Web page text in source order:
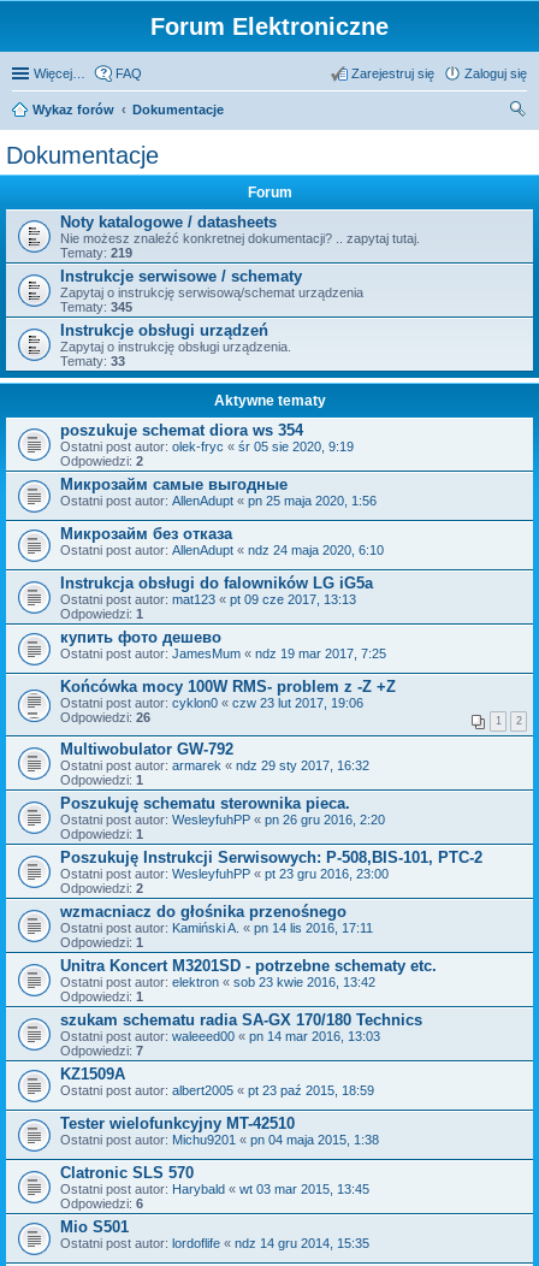
Forum Elektroniczne
Więcej… FAQ Zaloguj się
Zarejestruj się
Wykaz forów
Dokumentacje
Dokumentacje
Forum
Noty katalogowe / datasheets
Nie możesz znaleźć konkretnej dokumentacji? .. zapytaj tutaj.
Tematy: 219
Instrukcje serwisowe / schematy
Zapytaj o instrukcję serwisową/schemat urządzenia
Tematy: 345
Instrukcje obsługi urządzeń
Zapytaj o instrukcję obsługi urządzenia.
Tematy: 33
Aktywne tematy
poszukuje schemat diora ws 354
Ostatni post autor: olek-fryc « śr 05 sie 2020, 9:19
Odpowiedzi: 2
Микрозайм самые выгодные
Ostatni post autor: AllenAdupt « pn 25 maja 2020, 1:56
Микрозайм без отказа
Ostatni post autor: AllenAdupt « ndz 24 maja 2020, 6:10
Instrukcja obsługi do falowników LG iG5a
Ostatni post autor: mat123 « pt 09 cze 2017, 13:13
Odpowiedzi: 1
купить фото дешево
Ostatni post autor: JamesMum « ndz 19 mar 2017, 7:25
Końcówka mocy 100W RMS- problem z -Z +Z
Ostatni post autor: cyklon0 « czw 23 lut 2017, 19:06
Odpowiedzi: 26 1 2
Multiwobulator GW-792
Ostatni post autor: armarek « ndz 29 sty 2017, 16:32
Odpowiedzi: 1
Poszukuję schematu sterownika pieca.
Ostatni post autor: WesleyfuhPP « pn 26 gru 2016, 2:20
Odpowiedzi: 1
Poszukuję Instrukcji Serwisowych: P-508,BIS-101, PTC-2
Ostatni post autor: WesleyfuhPP « pt 23 gru 2016, 23:00
Odpowiedzi: 2
wzmacniacz do głośnika przenośnego
Ostatni post autor: Kamiński A. « pn 14 lis 2016, 17:11
Odpowiedzi: 1
Unitra Koncert M3201SD - potrzebne schematy etc.
Ostatni post autor: elektron « sob 23 kwie 2016, 13:42
Odpowiedzi: 1
szukam schematu radia SA-GX 170/180 Technics
Ostatni post autor: waleeed00 « pn 14 mar 2016, 13:03
Odpowiedzi: 7
KZ1509A
Ostatni post autor: albert2005 « pt 23 paź 2015, 18:59
Tester wielofunkcyjny MT-42510
Ostatni post autor: Michu9201 « pn 04 maja 2015, 1:38
Clatronic SLS 570
Ostatni post autor: Harybald « wt 03 mar 2015, 13:45
Odpowiedzi: 6
Mio S501
Ostatni post autor: lordoflife « ndz 14 gru 2014, 15:35